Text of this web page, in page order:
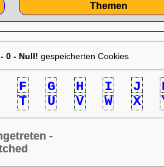
Themen
- 0 - Null! gespeicherten Cookies
F G H I J
T U V W X
-